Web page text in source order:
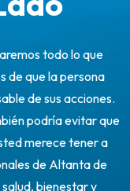
todo lo que
de que la persona
de sus acciones.
podría evitar que
merece tener a
de Altanta de
salud, bienestar y